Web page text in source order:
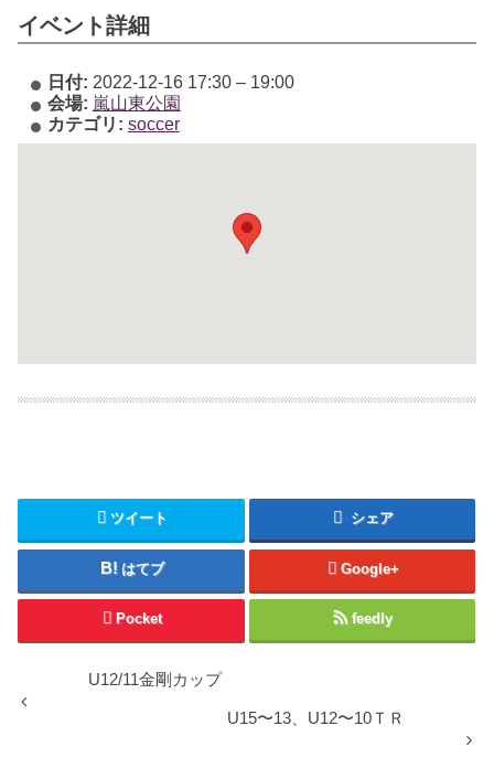
イベント詳細
日付: 2022-12-16 17:30– 19:00
会場: 嵐山東公園
カテゴリ: soccer
ツイート シェア
はてブ Google+
Pocket feedly
U12/11金剛カップ
U15〜13、U12〜10ＴＲ